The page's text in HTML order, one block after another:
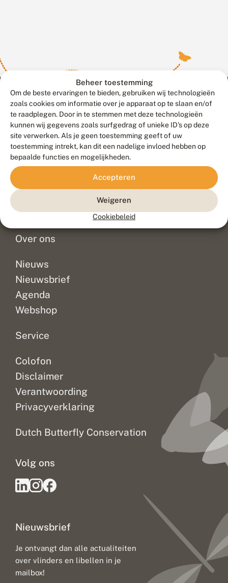
Beheer toestemming
Om de beste ervaringen te bieden, gebruiken wij technologieën
zoals cookies om informatie over je apparaat op te slaan en/of
te raadplegen. Door in te stemmen met deze technologieën
kunnen wij gegevens zoals surfgedrag of unieke ID's op deze
site verwerken. Als je geen toestemming geeft of uw
toestemming intrekt, kan dit een nadelige invloed hebben op
bepaalde functies en mogelijkheden.
Accepteren
Weigeren
Cookiebeleid
Contact
Veelgestelde vragen
Doneer
Over ons
Nieuws
Nieuwsbrief
Agenda
Webshop
Service
Colofon
Disclaimer
Verantwoording
Privacyverklaring
Dutch Butterfly Conservation
Nieuwsbrief
Je ontvangt dan alle actualiteiten
over vlinders en libellen in je
mailbox!
Volg ons
Meld waarnemingen© 2026 Vlinderstichting
Duurzaam ontwikkeld door
Go2People
, ontworpen door
Blue Field Agency
Privacy
Disclaimer
Sitemap